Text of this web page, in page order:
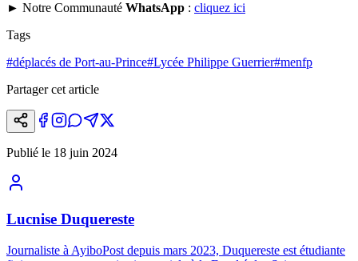
► Notre Communauté WhatsApp : cliquez ici
Tags
#déplacés de Port-au-Prince#Lycée Philippe Guerrier#menfp
Partager cet article
Publié le 18 juin 2024
Lucnise Duquereste
Journaliste à AyiboPost depuis mars 2023, Duquereste est étudiante